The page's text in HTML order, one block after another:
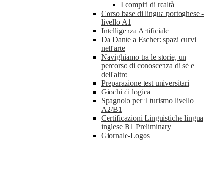
I compiti di realtà
Corso base di lingua portoghese -
livello A1
Intelligenza Artificiale
Da Dante a Escher: spazi curvi
nell'arte
Navighiamo tra le storie, un
percorso di conoscenza di sé e
dell'altro
Preparazione test universitari
Giochi di logica
Spagnolo per il turismo livello
A2/B1
Certificazioni Linguistiche lingua
inglese B1 Preliminary
Giornale-Logos